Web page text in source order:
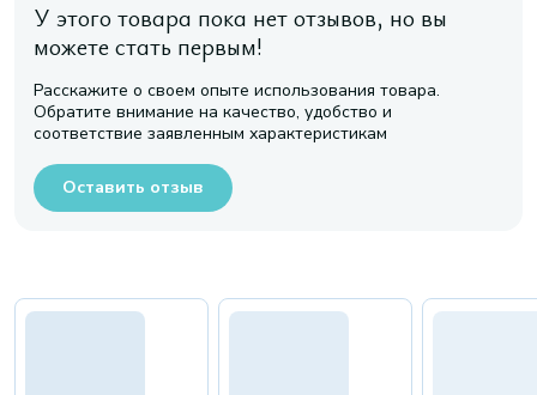
У этого товара пока нет отзывов, но вы
можете стать первым!
Расскажите о своем опыте использования товара.
Обратите внимание на качество, удобство и
соответствие заявленным характеристикам
Оставить отзыв